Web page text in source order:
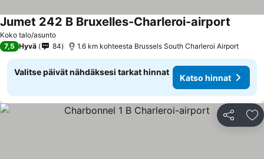
Koko talo/asunto
Jumet 242 B Bruxelles-Charleroi-airport
7,5 Hyvä 84 1.6 km kohteesta Brussels South Charleroi Airport
Valitse päivät nähdäksesi tarkat hinnat
Katso hinnat
Jaa